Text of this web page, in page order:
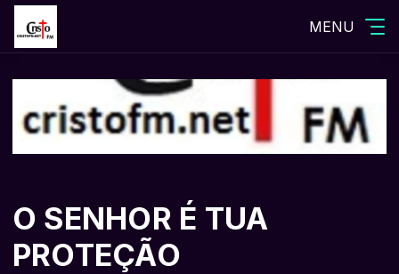
MENU
O SENHOR É TUA
PROTEÇÃO